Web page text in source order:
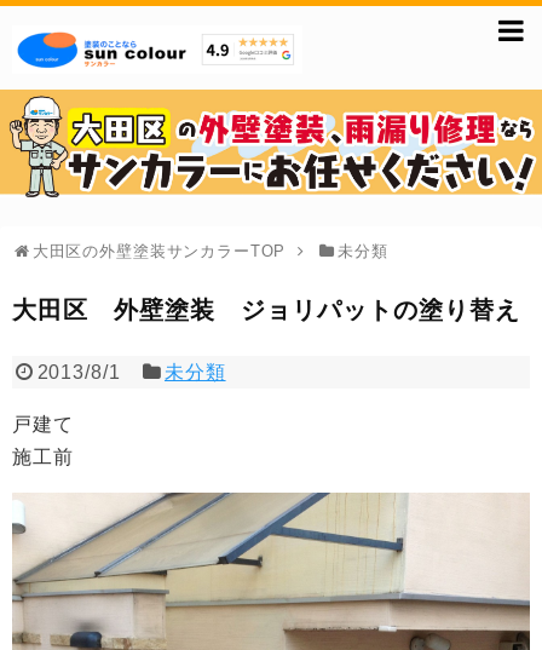
大田区の外壁塗装サンカラーTOP 未分類
大田区 外壁塗装 ジョリパットの塗り替え
2013/8/1 未分類
戸建て
施工前